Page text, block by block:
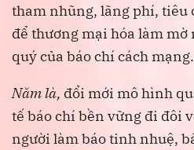
tham nhũng, lãng phí, tiêu
để thương mại hóa làm
quý của báo chí cách mạng.
Năm là, đổi mới mô hình
tế báo chí bền vững đi đôi
người làm báo tinh nhuệ,